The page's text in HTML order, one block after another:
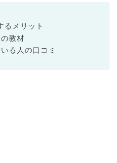
るメリット
教材
る人の口コミ